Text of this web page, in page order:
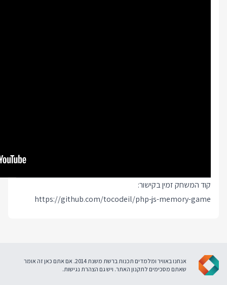
קוד המשחק זמין בקישור:
https://github.com/tocodeil/php-js-memory-game
אנחנו באוויר ומלמדים תכנות ברשת משנת 2014. אם אתם כאן זה אומר
שאתם מסכימים לתקנון האתר. ויש גם הצהרת נגישות.